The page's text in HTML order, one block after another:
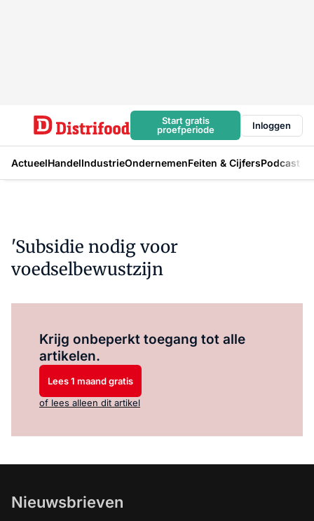
Start gratis
proefperiode
Inloggen
ActueelHandelIndustrieOndernemenFeiten & CijfersPodcast
'Subsidie nodig voor
voedselbewustzijn
Krijg onbeperkt toegang tot alle
artikelen.
Lees 1 maand gratis
of lees alleen dit artikel
Nieuwsbrieven